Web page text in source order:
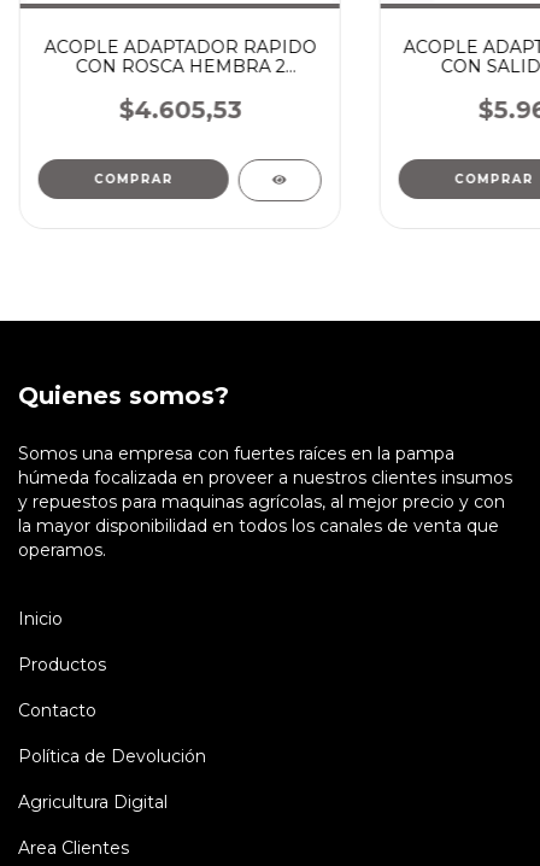
ACOPLE ADAPTADOR RAPIDO
CON ROSCA HEMBRA 2
$4.605,53
ACOPLE
CON
Quienes somos?
Somos una empresa con fuertes raíces en la pampa
húmeda focalizada en proveer a nuestros clientes insumos
y repuestos para maquinas agrícolas, al mejor precio y con
la mayor disponibilidad en todos los canales de venta que
operamos.
Inicio
Productos
Contacto
Política de Devolución
Agricultura Digital
Area Clientes